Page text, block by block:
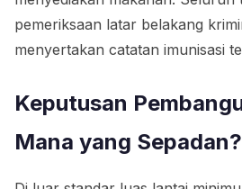
pemeriksaan latar belakang
menyertakan catatan imunisasi
Keputusan
Mana yang Sepadan?